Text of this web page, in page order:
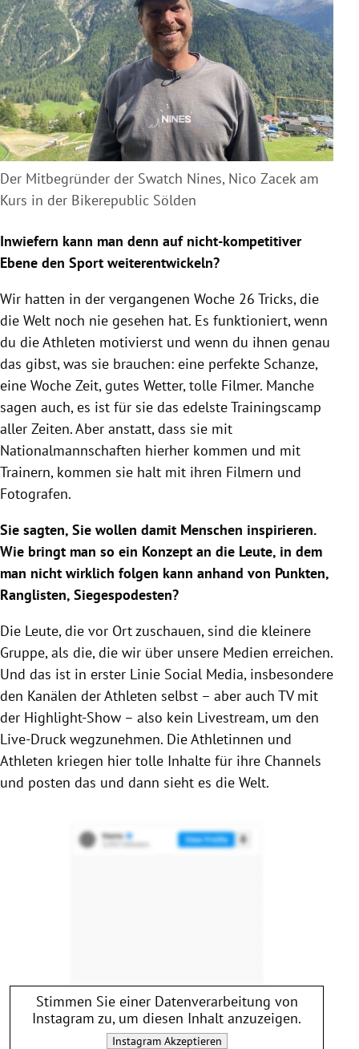
Der Mitbegründer der Swatch Nines, Nico Zacek am
Kurs in der Bikerepublic Sölden
Inwiefern kann man denn auf nicht-kompetitiver
Ebene den Sport weiterentwickeln?
Wir hatten in der vergangenen Woche 26 Tricks, die
die Welt noch nie gesehen hat. Es funktioniert, wenn
du die Athleten motivierst und wenn du ihnen genau
das gibst, was sie brauchen: eine perfekte Schanze,
eine Woche Zeit, gutes Wetter, tolle Filmer. Manche
sagen auch, es ist für sie das edelste Trainingscamp
aller Zeiten. Aber anstatt, dass sie mit
Nationalmannschaften hierher kommen und mit
Trainern, kommen sie halt mit ihren Filmern und
Fotografen.
Sie sagten, Sie wollen damit Menschen inspirieren.
Wie bringt man so ein Konzept an die Leute, in dem
man nicht wirklich folgen kann anhand von Punkten,
Ranglisten, Siegespodesten?
Die Leute, die vor Ort zuschauen, sind die kleinere
Gruppe, als die, die wir über unsere Medien erreichen.
Und das ist in erster Linie Social Media, insbesondere
den Kanälen der Athleten selbst – aber auch TV mit
der Highlight-Show – also kein Livestream, um den
Live-Druck wegzunehmen. Die Athletinnen und
Athleten kriegen hier tolle Inhalte für ihre Channels
und posten das und dann sieht es die Welt.
Stimmen Sie einer Datenverarbeitung von
Instagram zu, um diesen Inhalt anzuzeigen.
InstagramAkzeptieren